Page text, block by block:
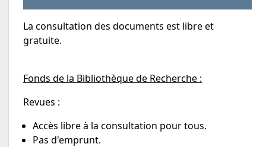
La consultation des documents est libre et
gratuite.
Fonds de la Bibliothèque de Recherche :
Revues :
Accès libre à la consultation pour tous.
Pas d'emprunt.